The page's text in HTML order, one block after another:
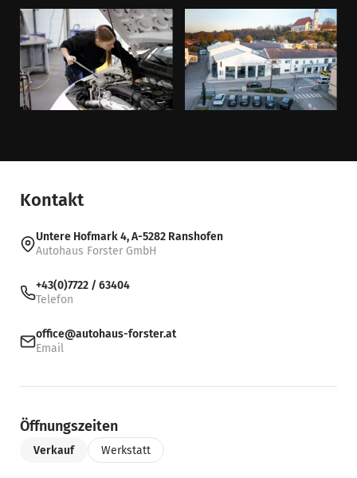
Kontakt
Untere Hofmark 4, A-5282 Ranshofen
Autohaus Forster GmbH
+43(0)7722 / 63404
Telefon
office@autohaus-forster.at
Email
Öffnungszeiten
Verkauf Werkstatt